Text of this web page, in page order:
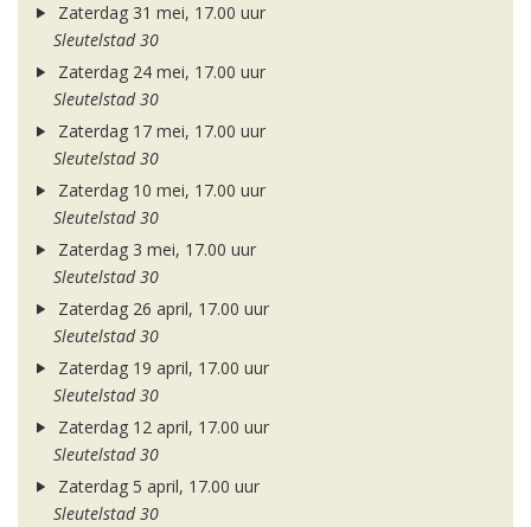
Zaterdag 31 mei, 17.00 uur
Sleutelstad 30
Zaterdag 24 mei, 17.00 uur
Sleutelstad 30
Zaterdag 17 mei, 17.00 uur
Sleutelstad 30
Zaterdag 10 mei, 17.00 uur
Sleutelstad 30
Zaterdag 3 mei, 17.00 uur
Sleutelstad 30
Zaterdag 26 april, 17.00 uur
Sleutelstad 30
Zaterdag 19 april, 17.00 uur
Sleutelstad 30
Zaterdag 12 april, 17.00 uur
Sleutelstad 30
Zaterdag 5 april, 17.00 uur
Sleutelstad 30